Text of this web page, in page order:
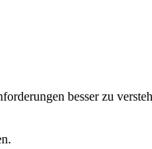
besser zu